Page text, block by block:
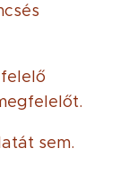
sem.